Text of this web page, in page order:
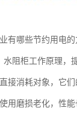
有哪些节约用电的
阻柜工作原理
接消耗对象，它
用磨损老化，性